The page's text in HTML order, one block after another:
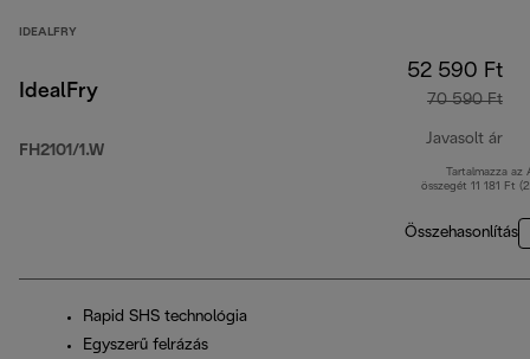
IDEALFRY
IdealFry
FH2101/1.W
52 590 Ft
70 590 Ft
Javasolt ár
Tartalmazza az
összegét 11 181 Ft
Összehasonlítás
Rapid SHS technológia
Egyszerű felrázás